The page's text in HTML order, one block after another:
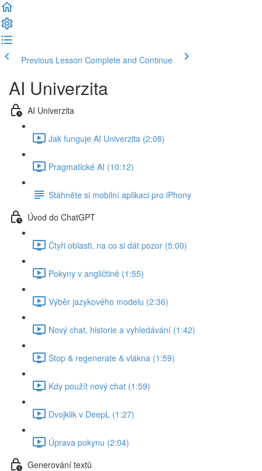
Previous Lesson Complete and Continue
AI Univerzita
AI Univerzita
Jak funguje AI Univerzita (2:08)
Pragmatické AI (10:12)
Stáhněte si mobilní aplikaci pro iPhony
Úvod do ChatGPT
Čtyři oblasti, na co si dát pozor (5:00)
Pokyny v angličtině (1:55)
Výběr jazykového modelu (2:36)
Nový chat, historie a vyhledávání (1:42)
Stop & regenerate & vlákna (1:59)
Kdy použít nový chat (1:59)
Dvojklik v DeepL (1:27)
Úprava pokynu (2:04)
Generování textů